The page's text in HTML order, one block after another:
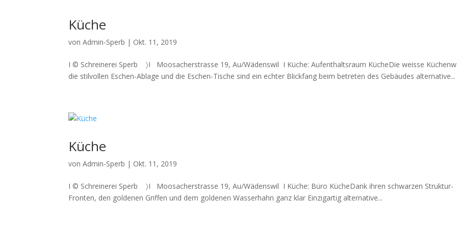
Küche
vonAdmin-Sperb | Okt. 11, 2019
I © Schreinerei Sperb 〉I Moosacherstrasse 19, Au/Wädenswil I Küche: Aufenthaltsraum KücheDie weisse
die stilvollen Eschen-Ablage und die Eschen-Tische sind ein echter Blickfang beim betreten des Gebäudes alternative...
Küche
vonAdmin-Sperb | Okt. 11, 2019
I © Schreinerei Sperb 〉I Moosacherstrasse 19, Au/Wädenswil I Küche: Büro KücheDank ihren schwarzen Struktur-
Fronten, den goldenen Griffen und dem goldenen Wasserhahn ganz klar Einzigartig alternative...